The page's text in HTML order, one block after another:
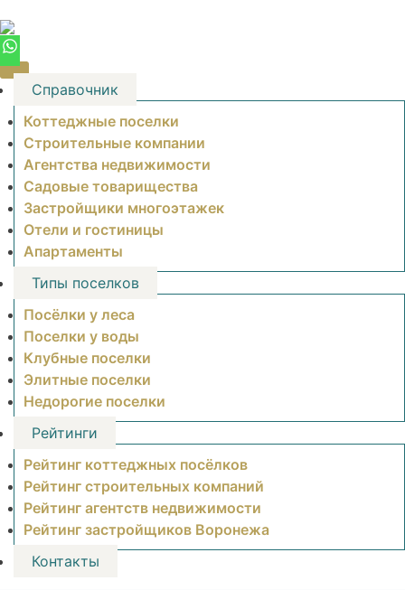
to
content
Справочник
Коттеджные поселки
Строительные компании
Агентства недвижимости
Садовые товарищества
Застройщики многоэтажек
Отели и гостиницы
Апартаменты
Типы поселков
Посёлки у леса
Поселки у воды
Клубные поселки
Элитные поселки
Недорогие поселки
Рейтинги
Рейтинг коттеджных посёлков
Рейтинг строительных компаний
Рейтинг агентств недвижимости
Рейтинг застройщиков Воронежа
Контакты